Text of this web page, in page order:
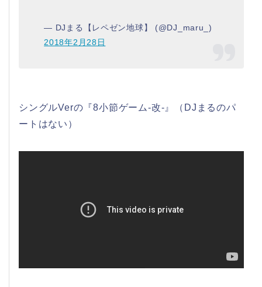
— DJまる【レペゼン地球】 (@DJ_maru_)
2018年2月28日
シングルVerの『8小節ゲーム-改-』（DJまるのパ
ートはない）